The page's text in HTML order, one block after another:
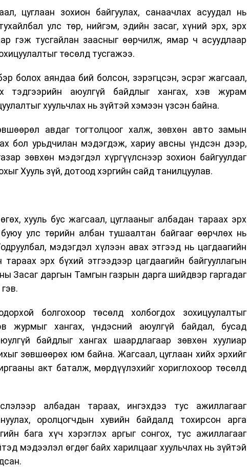
цуглаан зохион байгуулах, санаачлах асуудал нь
улс төр, нийгэм, эдийн засаг, хүний эрх, эрх
гэж тусгайлан заасныг өөрчилж, ямар ч асуудлаар
төсөлд тусгажээ.
болох аяндаа бий болсон, зэрэгцсэн, эсрэг жагсаал,
тэдгээрийн аюулгүй байдлыг хангах, хэв журам
хуульчлах нь зүйтэй хэмээн үзсэн байна.
авдаг тогтолцоог халж, зөвхөн авто замын
бол урьдчилан мэдэгдэж, хариу авсны үндсэн дээр,
зөвхөн мэдэгдэл хүргүүлснээр зохион байгуулдаг
Хууль зүй, дотоод хэргийн сайд танилцуулав.
хууль бус жагсаал, цуглааныг албадан тараах эрх
улс төрийн албан тушаалтан байгааг өөрчлөх нь
мэдэгдэл хүлээн авах этгээд нь цагдаагийн
эрх бүхий этгээдээр цагдаагийн байгууллагын
Засаг даргын Тамгын газрын дарга шийдвэр гаргадаг
болгохоор төсөлд холбогдох зохицуулалтыг
журмыг хангах, үндэсний аюулгүй байдал, бусад
байдлыг хангах шаардлагаар зөвхөн хуулиар
зөвшөөрөх юм байна. Жагсаал, цуглаан хийх эрхийг
акт баталж, мөрдүүлэхийг хориглохоор төсөлд
албадан тараах, ингэхдээ тус ажиллагааг
оролцогчдын хувийн байдалд тохирсон арга
бага хүч хэрэглэх аргыг сонгох, тус ажиллагааг
мэдээлэл өгдөг байх харилцааг хуульчлах нь зүйтэй